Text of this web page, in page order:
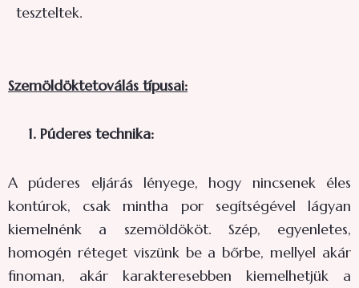
teszteltek.
Szemöldöktetoválás típusai:
1. Púderes technika:
A púderes eljárás lényege, hogy nincsenek éles
kontúrok, csak mintha por segítségével lágyan
kiemelnénk a szemöldököt. Szép, egyenletes,
homogén réteget viszünk be a bőrbe, mellyel akár
finoman, akár karakteresebben kiemelhetjük a